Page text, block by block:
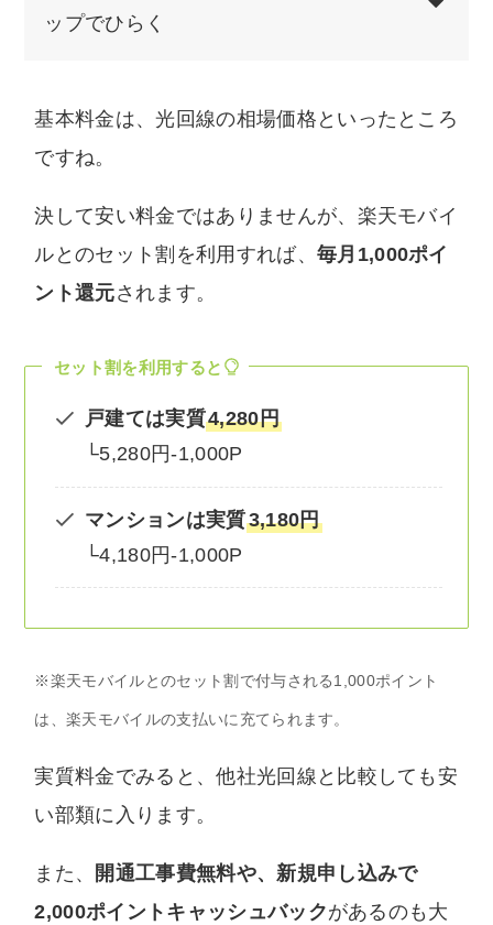
ップでひらく
基本料金は、光回線の相場価格といったところ
ですね。
決して安い料金ではありませんが、楽天モバイ
ルとのセット割を利用すれば、 毎月1,000ポイ
ント還元されます。
セット割を利用すると
戸建ては実質4,280円
└5,280円-1,000P
マンションは実質3,180円
└4,180円-1,000P
※楽天モバイルとのセット割で付与される1,000ポイント
は、楽天モバイルの支払いに充てられます。
実質料金でみると、他社光回線と比較しても安
い部類に入ります。
また、
開通工事費無料や、新規申し込みで
2,000ポイントキャッシュバックがあるのも大